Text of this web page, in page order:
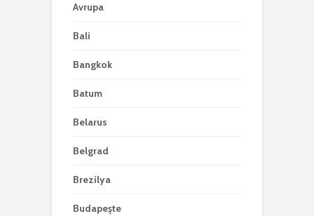
Avrupa
Bali
Bangkok
Batum
Belarus
Belgrad
Brezilya
Budapeşte